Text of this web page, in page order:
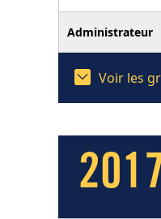
Administrateur
Voir les
2017